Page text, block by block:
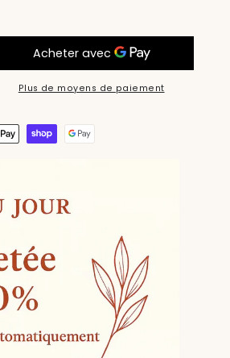
Plus de moyens de paiement